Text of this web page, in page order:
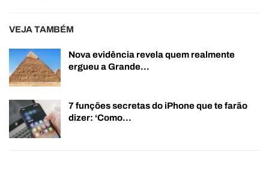
VEJA TAMBÉM
Nova evidência revela quem realmente
ergueu a Grande…
7 funções secretas do iPhone que te farão
dizer: ‘Como…